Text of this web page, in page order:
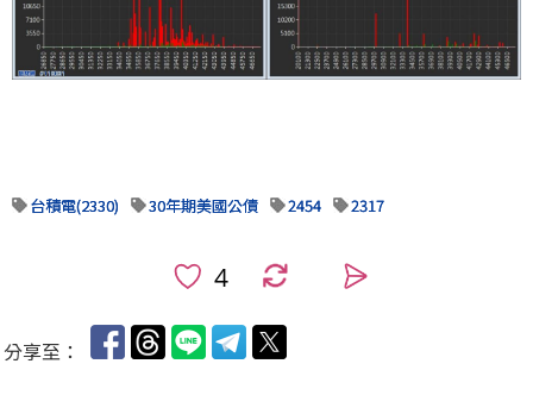
台積電(2330) 30年期美國公債 2454 2317
分享至：